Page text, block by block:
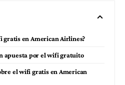
gratis en American Airlines?
apuesta por el wifi gratuito
el wifi gratis en American